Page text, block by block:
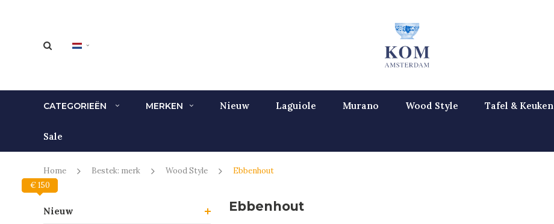
CATEGORIEËN MERKEN Nieuw Laguiole Murano Wood Style Tafel & Keuken
Sale
Home Bestek: merk Wood Style Ebbenhout
Nieuw
€ 0
€ 150
Ebbenhout